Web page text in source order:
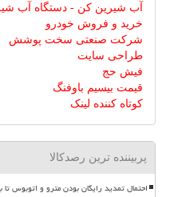
آب شیرین کن - دستگاه آب
خرید و فروش خودرو
شرکت صنعتی سخت پوشش
طراحی سایت
فیش حج
قیمت بیسیم باوفنگ
کوتاه کننده لینک
پربیننده ترین رصدکالا
احتمال تمدید رایگان بودن مترو و اتوبوس